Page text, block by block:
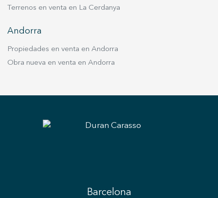
Terrenos en venta en La Cerdanya
Andorra
Propiedades en venta en Andorra
Obra nueva en venta en Andorra
Barcelona